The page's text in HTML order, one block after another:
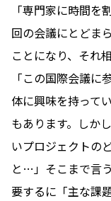
「専門家に時間
回の会議にとどま
ことになり、それ
「この国際会議
体に興味を持って
もあります。しか
いプロジェクトの
と…」そこまで言
要するに「主な課